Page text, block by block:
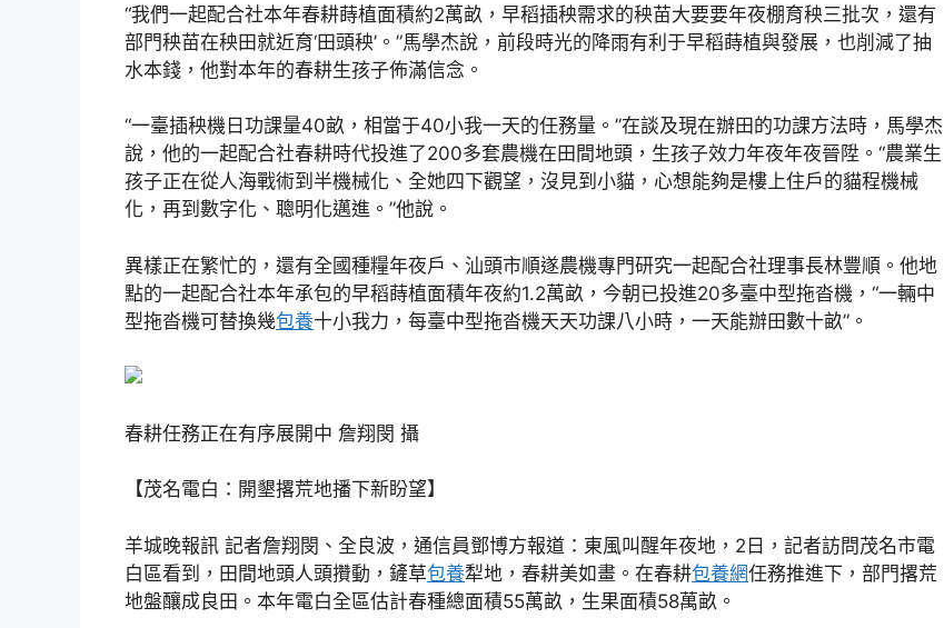
“我們一起配合社本年春耕蒔植面積約2萬畝，早稻插秧需求的秧苗大要要年夜棚育秧三批次，還有
部門秧苗在秧田就近育‘田頭秧’。”馬學杰說，前段時光的降雨有利于早稻蒔植與發展，也削減了抽
水本錢，他對本年的春耕生孩子佈滿信念。
“一臺插秧機日功課量40畝，相當于40小我一天的任務量。”在談及現在辦田的功課方法時，馬學杰
說，他的一起配合社春耕時代投進了200多套農機在田間地頭，生孩子效力年夜年夜晉陞。“農業生
孩子正在從人海戰術到半機械化、全她四下觀望，沒見到小貓，心想能夠是樓上住戶的貓程機械
化，再到數字化、聰明化邁進。”他說。
異樣正在繁忙的，還有全國種糧年夜戶、汕頭市順遂農機專門研究一起配合社理事長林豐順。他地
點的一起配合社本年承包的早稻蒔植面積年夜約1.2萬畝，今朝已投進20多臺中型拖沓機，“一輛中
型拖沓機可替換幾包養十小我力，每臺中型拖沓機天天功課八小時，一天能辦田數十畝”。
春耕任務正在有序展開中 詹翔閔 攝
【茂名電白：開墾撂荒地播下新盼望】
羊城晚報訊 記者詹翔閔、全良波，通信員鄧博方報道：東風叫醒年夜地，2日，記者訪問茂名市電
白區看到，田間地頭人頭攢動，鏟草包養犁地，春耕美如畫。在春耕包養網任務推進下，部門撂荒
地盤釀成良田。本年電白全區估計春種總面積55萬畝，生果面積58萬畝。